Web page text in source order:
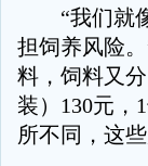
“我们就像
担饲养风险
料，饲料又
装）130元，
所不同，这